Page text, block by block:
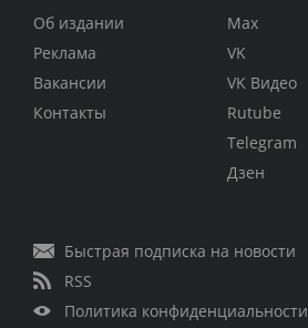
Об издании
Реклама
Вакансии
Контакты
Max
VK
VK Видео
Rutube
Telegram
Дзен
Быстрая подписка на новости
RSS
Политика конфиденциальности